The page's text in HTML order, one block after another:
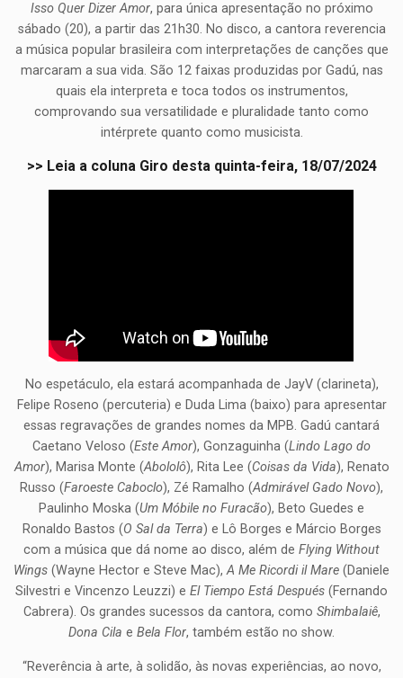
Isso Quer Dizer Amor, para única apresentação no próximo
sábado (20), a partir das 21h30. No disco, a cantora reverencia
a música popular brasileira com interpretações de canções que
marcaram a sua vida. São 12 faixas produzidas por Gadú, nas
quais ela interpreta e toca todos os instrumentos,
comprovando sua versatilidade e pluralidade tanto como
intérprete quanto como musicista.
>> Leia a coluna Giro desta quinta-feira, 18/07/2024
No espetáculo, ela estará acompanhada de JayV (clarineta),
Felipe Roseno (percuteria) e Duda Lima (baixo) para apresentar
essas regravações de grandes nomes da MPB. Gadú cantará
Caetano Veloso (Este Amor), Gonzaguinha (Lindo Lago do
Amor), Marisa Monte (Abololô), Rita Lee (Coisas da Vida), Renato
Russo (Faroeste Caboclo), Zé Ramalho (Admirável Gado Novo),
Paulinho Moska (Um Móbile no Furacão), Beto Guedes e
Ronaldo Bastos (O Sal da Terra) e Lô Borges e Márcio Borges
com a música que dá nome ao disco, além de Flying Without
Wings (Wayne Hector e Steve Mac),A Me Ricordi il Mare (Daniele
Silvestri e Vincenzo Leuzzi) e El Tiempo Está Después (Fernando
Cabrera). Os grandes sucessos da cantora, como Shimbalaiê,
Dona Cila e Bela Flor, também estão no show.
“Reverência à arte, à solidão, às novas experiências, ao novo,